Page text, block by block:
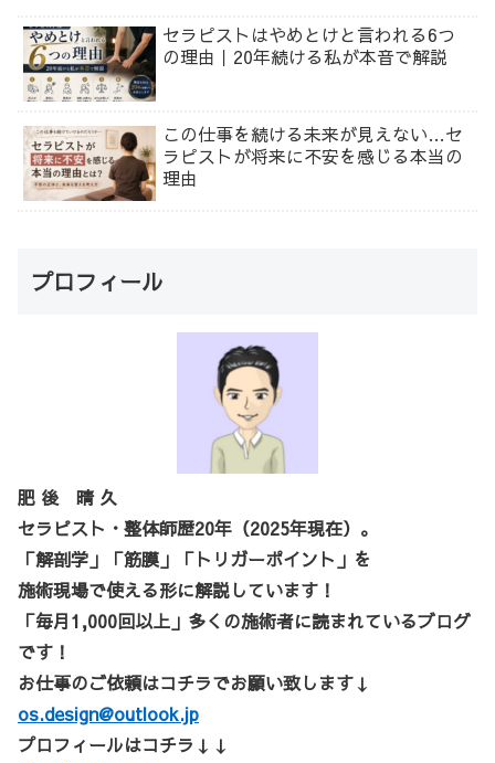
セラピストはやめとけと言われる6つ
の理由｜20年続ける私が本音で解説
この仕事を続ける未来が見えない…セ
ラピストが将来に不安を感じる本当の
理由
プロフィール
肥 後 晴 久
セラピスト・整体師歴20年（2025年現在）。
「解剖学」「筋膜」「トリガーポイント」を
施術現場で使える形に解説しています！
「毎月1,000回以上」多くの施術者に読まれているブログ
です！
お仕事のご依頼はコチラでお願い致します↓
os.design@outlook.jp
プロフィールはコチラ↓↓